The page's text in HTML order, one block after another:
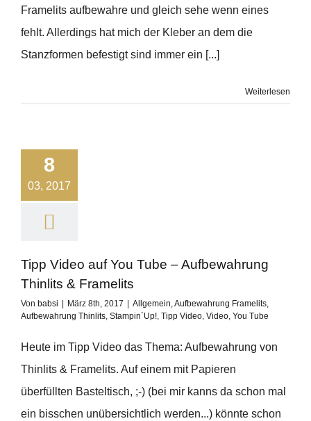
Framelits aufbewahre und gleich sehe wenn eines
fehlt. Allerdings hat mich der Kleber an dem die
Stanzformen befestigt sind immer ein [...]
Weiterlesen
8
03, 2017
Tipp Video auf You Tube – Aufbewahrung
Thinlits & Framelits
Von babsi März 8th, 2017 Allgemein,Aufbewahrung Framelits,
Aufbewahrung Thinlits, Stampin´Up!, Tipp Video, Video, You Tube
Heute im Tipp Video das Thema: Aufbewahrung von
Thinlits & Framelits. Auf einem mit Papieren
überfüllten Basteltisch, ;-) (bei mir kanns da schon mal
ein bisschen unübersichtlich werden...) könnte schon